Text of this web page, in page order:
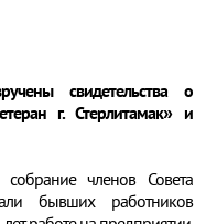
свидетельства о
г. Стерлитамак» и
членов Совета
бывших работников